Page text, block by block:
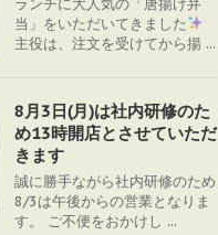
ランチに大人気の「唐揚げ弁
当」をいただいてきました
主役は、注文を受けてから揚 ...
8月3日(月)は社内研修のた
め13時開店とさせていただ
きます
誠に勝手ながら社内研修のため
8/3は午後からの営業となりま
す。 ご不便をおかけし ...